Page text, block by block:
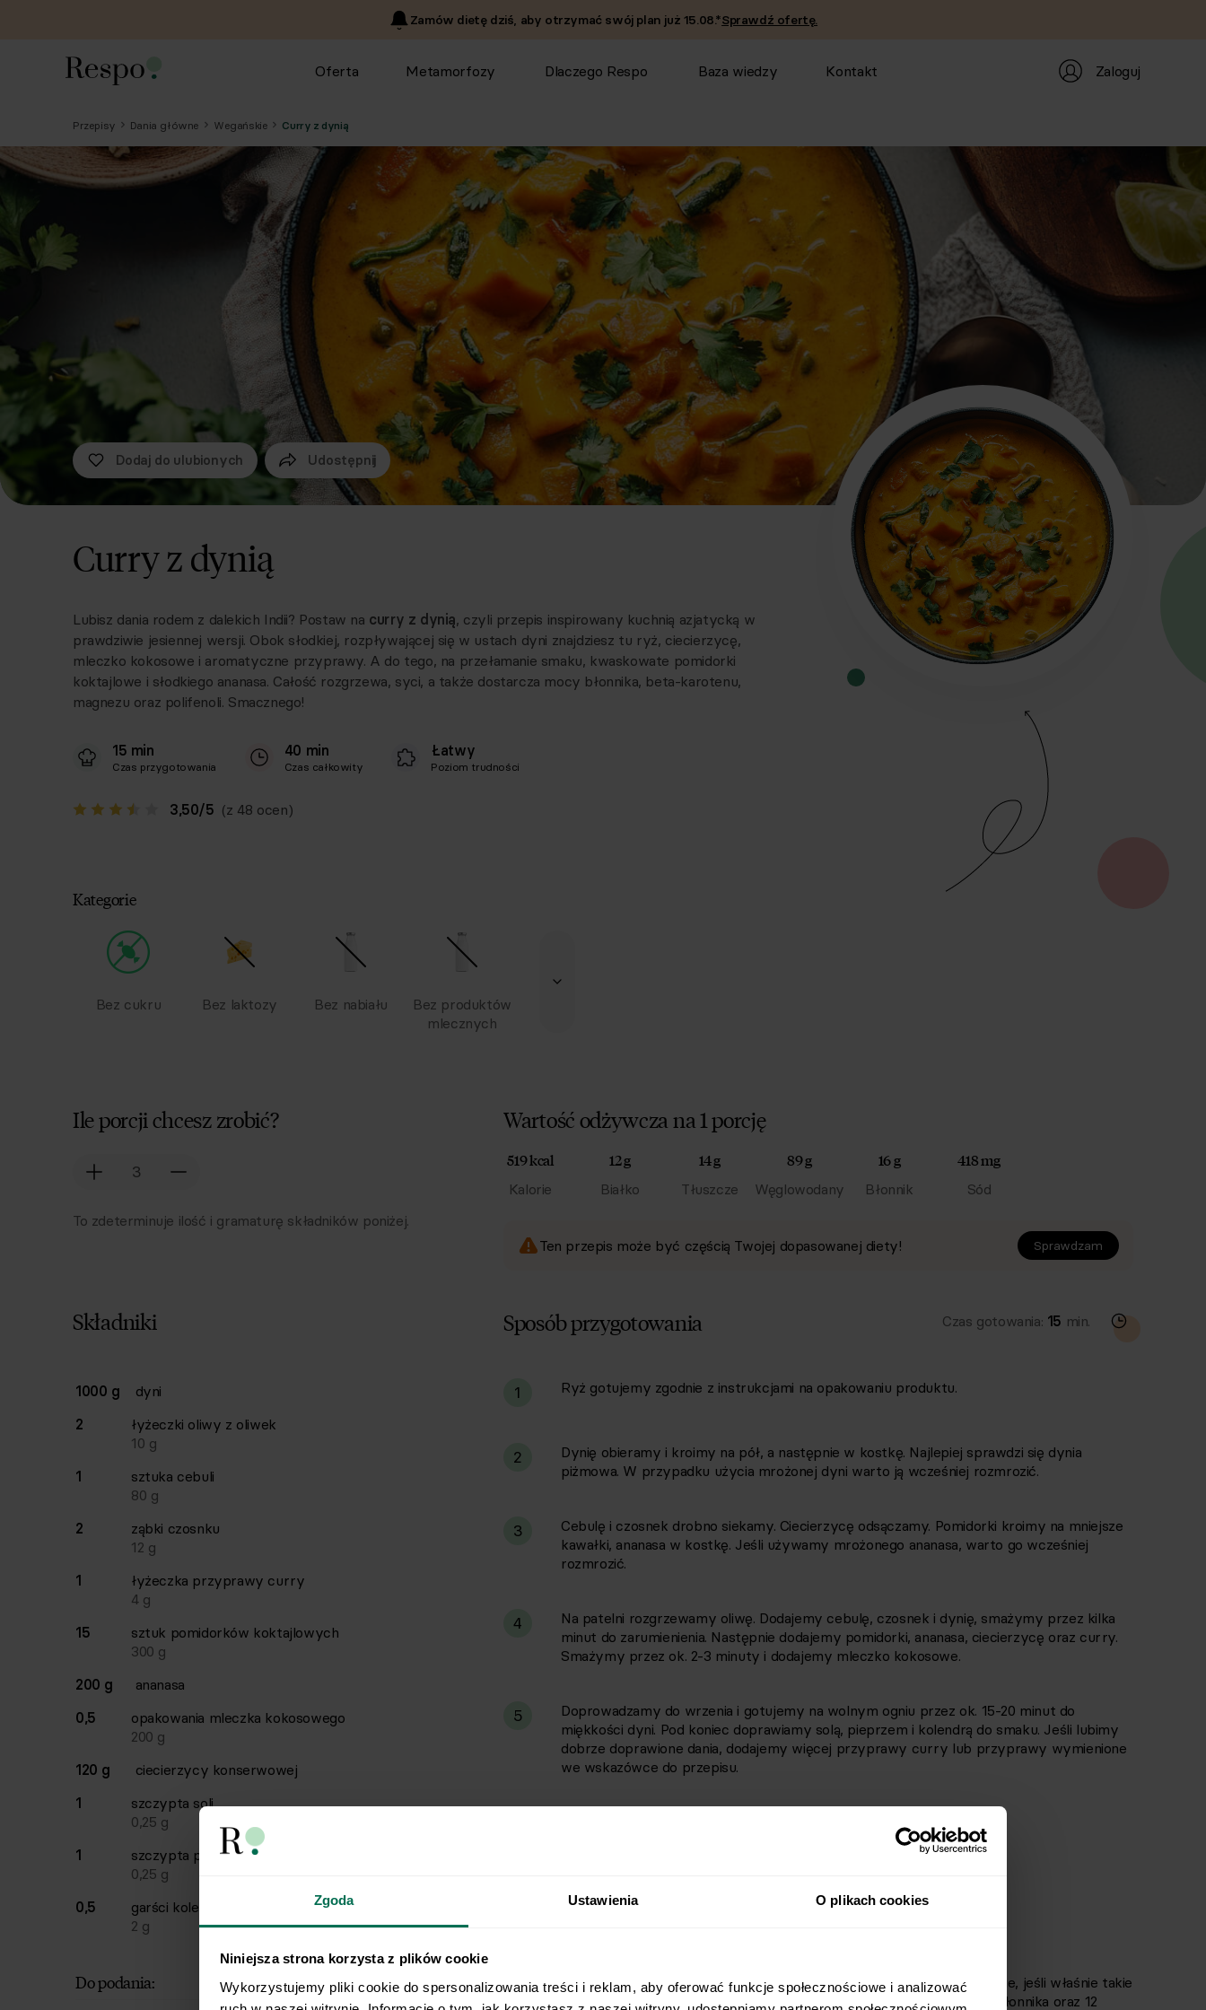
Zgoda Ustawienia O plikach cookies
Niniejsza strona korzysta z plików cookie
Wykorzystujemy pliki cookie do spersonalizowania treści i reklam, aby oferować funkcje społecznościowe i analizować
Zamów dietę dziś, aby otrzymać swój plan już 15.08.*Sprawdź ofertę.
Oferta Metamorfozy Dlaczego Respo Baza wiedzy Kontakt Zaloguj
Przepisy Dania główne Wegańskie Curry z dynią
Dodaj do ulubionych Udostępnij
Curry z dynią
Lubisz dania rodem z dalekich Indii? Postaw na curry z dynią, czyli przepis inspirowany kuchnią azjatycką w
prawdziwie jesiennej wersji. Obok słodkiej, rozpływającej się w ustach dyni znajdziesz tu ryż, ciecierzycę,
mleczko kokosowe i aromatyczne przyprawy. A do tego, na przełamanie smaku, kwaskowate pomidorki
koktajlowe i słodkiego ananasa. Całość rozgrzewa, syci, a także dostarcza mocy błonnika, beta-karotenu,
magnezu oraz polifenoli. Smacznego!
15 min
Czas przygotowania
40 min
Czas całkowity
Łatwy
Poziom trudności
3,50/5 (z 48 ocen)
Kategorie
Bez cukru Bez laktozy Bez nabiału
Bez produktów
mlecznych
Ile porcji chcesz zrobić?
To zdeterminuje ilość i gramaturę składników poniżej.
Wartość odżywcza na 1 porcję
519 kcal
Kalorie
12 g
Białko
14 g
Tłuszcze
89 g
Węglowodany
16 g
Błonnik
418 mg
Sód
Ten przepis może być częścią Twojej dopasowanej diety! Sprawdzam
Składniki
Lista składników przepisu z ilościami i wagami
Ilość Składnik
1000 g
dyni
2
łyżeczki oliwy z oliwek
10 g
1
sztuka cebuli
80 g
2
ząbki czosnku
12 g
1
łyżeczka przyprawy curry
4g
15
sztuk pomidorków koktajlowych
300 g
200 g
ananasa
0,5
opakowania mleczka kokosowego
200 g
120 g
ciecierzycy konserwowej
1
szczypta soli
0,25 g
1
szczypta pieprzu
0,25 g
0,5
garści kolendry
2 g
Do podania:
Sposób przygotowania Czas gotowania: 15 min.
1 Ryż gotujemy zgodnie z instrukcjami na opakowaniu produktu.
2
Dynię obieramy i kroimy na pół, a następnie w kostkę. Najlepiej sprawdzi się dynia
piżmowa. W przypadku użycia mrożonej dyni warto ją wcześniej rozmrozić.
3
Cebulę i czosnek drobno siekamy. Ciecierzycę odsączamy. Pomidorki kroimy na mniejsze
kawałki, ananasa w kostkę. Jeśli używamy mrożonego ananasa, warto go wcześniej
rozmrozić.
4
Na patelni rozgrzewamy oliwę. Dodajemy cebulę, czosnek i dynię, smażymy przez kilka
minut do zarumienienia. Następnie dodajemy pomidorki, ananasa, ciecierzycę oraz curry.
Smażymy przez ok. 2-3 minuty i dodajemy mleczko kokosowe.
5
Doprowadzamy do wrzenia i gotujemy na wolnym ogniu przez ok. 15-20 minut do
miękkości dyni. Pod koniec doprawiamy solą, pieprzem i kolendrą do smaku. Jeśli lubimy
dobrze doprawione dania, dodajemy więcej przyprawy curry lub przyprawy wymienione
we wskazówce do przepisu.
W Respo na redukcji jesz smacznie, sycąco i zdrowo. Możesz jeść też orientalnie, jeśli właśnie takie
potrawy lubisz! Oto jedna z nich, czyli curry z dynią
, które ma aż 16 gramów błonnika oraz 12